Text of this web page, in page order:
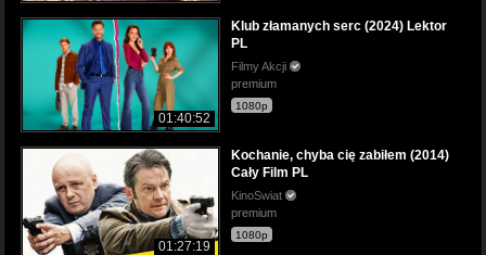
01:40:52
Klub złamanych serc (2024) Lektor
PL
Filmy Akcji
premium
1080p
01:27:19
Kochanie, chyba cię zabiłem (2014)
Cały Film PL
KinoSwiat
premium
1080p